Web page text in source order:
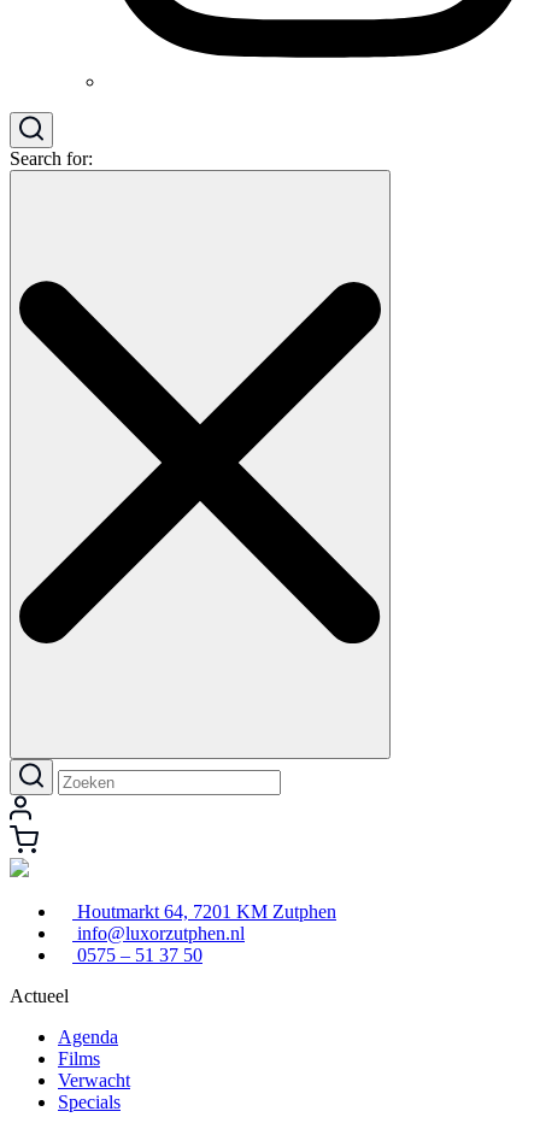
Search for:
Houtmarkt 64, 7201 KM Zutphen
info@luxorzutphen.nl
0575 – 51 37 50
Actueel
Agenda
Films
Verwacht
Specials